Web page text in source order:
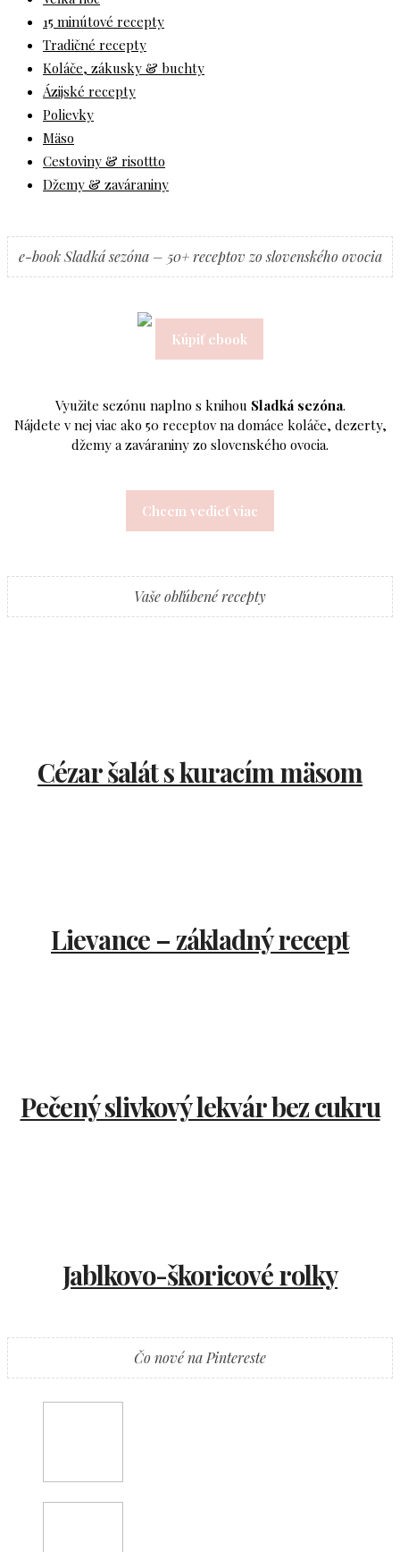
15 minútové recepty
Tradičné recepty
Koláče, zákusky & buchty
Ázijské recepty
Polievky
Mäso
Cestoviny & risottto
Džemy & zaváraniny
e-book Sladká sezóna – 50+ receptov zo slovenského ovocia
Kúpiť ebook
Využite sezónu naplno s knihou Sladká sezóna.
Nájdete v nej viac ako 50 receptov na domáce koláče, dezerty,
džemy a zaváraniny zo slovenského ovocia.
Chcem vedieť viac
Vaše obľúbené recepty
Cézar šalát s kuracím mäsom
Lievance – základný recept
Pečený slivkový lekvár bez cukru
Jablkovo-škoricové rolky
Čo nové na Pintereste